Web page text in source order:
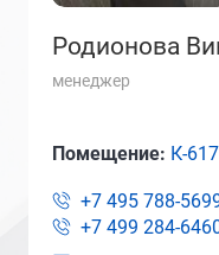
Родионова
менеджер
Помещение: К-617
+7 495 788-
+7 499 284-